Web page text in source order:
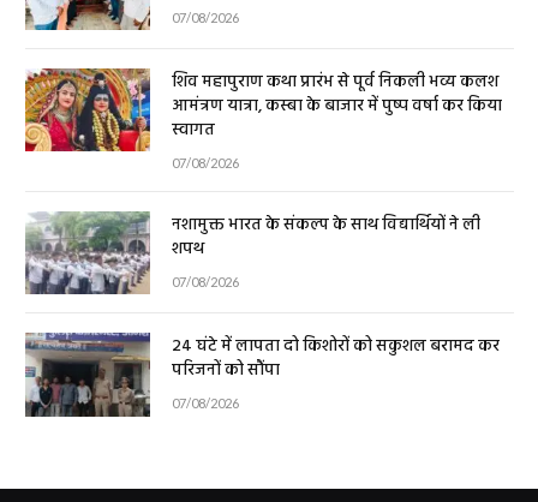
07/08/2026
शिव महापुराण कथा प्रारंभ से पूर्व निकली भव्य कलश
आमंत्रण यात्रा, कस्बा के बाजार में पुष्प वर्षा कर किया
स्वागत
07/08/2026
नशामुक्त भारत के संकल्प के साथ विद्यार्थियों ने ली
शपथ
07/08/2026
24 घंटे में लापता दो किशोरों को सकुशल बरामद कर
परिजनों को सौंपा
07/08/2026